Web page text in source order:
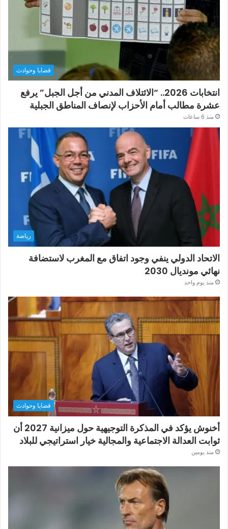
قضايا وحوادث
انتخابات 2026.. “الائتلاف المدني من أجل الجبل” يرفع
عشرة مطالب أمام الأحزاب لإنصاف المناطق الجبلية
منذ 6 ساعات
رياضة
الاتحاد الدولي ينفي وجود اتفاق مع المغرب لاستضافة
نهائي مونديال 2030
منذ يوم واحد
قضايا وحوادث
أخنوش يؤكد في المذكرة التوجيهية حول ميزانية 2027 أن
ثوابت العدالة الاجتماعية والمجالية خيار استراتيجي للبلاد
منذ يومين